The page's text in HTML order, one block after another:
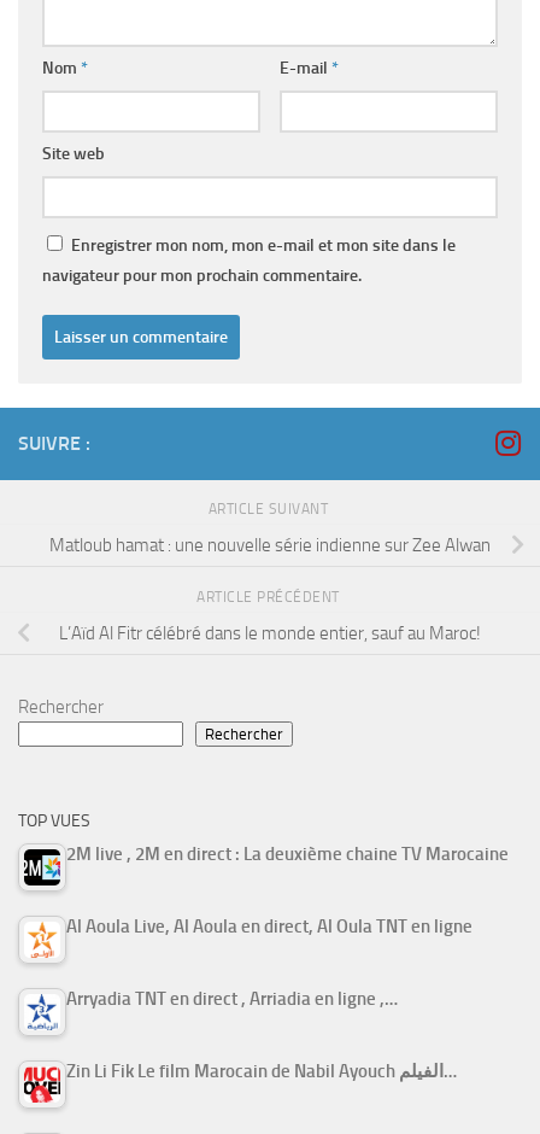
Nom * E-mail *
Site web
Enregistrer mon nom, mon e-mail et mon site dans le
navigateur pour mon prochain commentaire.
SUIVRE :
ARTICLE SUIVANT
Matloub hamat : une nouvelle série indienne sur Zee Alwan
ARTICLE PRÉCÉDENT
L’Aïd Al Fitr célébré dans le monde entier, sauf au Maroc!
Rechercher
Rechercher
TOP VUES
2M live , 2M en direct : La deuxième chaine TV Marocaine
Al Aoula Live, Al Aoula en direct, Al Oula TNT en ligne
Arryadia TNT en direct , Arriadia en ligne ,…
Zin Li Fik Le film Marocain de Nabil Ayouch الفيلم…